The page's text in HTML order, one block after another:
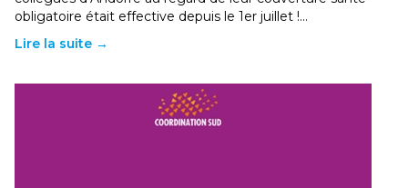
obligatoire était effective depuis le 1er juillet !…
Lire la suite →